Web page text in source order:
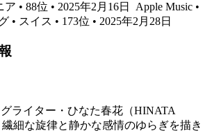
• 88位 • 2025年2月16日
Apple Music •
• スイス • 173位 • 2025年2月28日
ライター・ひなた春花（HINATA
繊細な旋律と静かな感情のゆらぎを描き